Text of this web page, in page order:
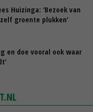
Huizinga: ‘Bezoek van
groente plukken’
en doe vooral ook waar